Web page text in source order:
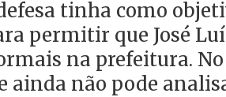
tinha como
permitir que José
na prefeitura. No
ainda não pode